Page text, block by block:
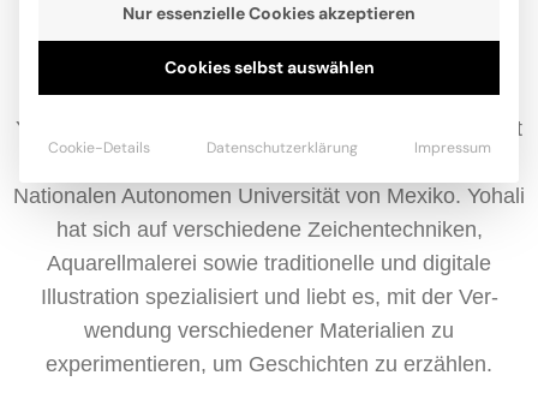
Yohali Gutiérrez Estrada wurde 1989 in Mexiko-Stadt
geboren. Sie studierte Bildende Kunst an der
Nationalen Autonomen Universität von Mexiko. Yohali
hat sich auf verschiedene Zeichentechniken,
Aquarellmalerei sowie traditionelle und digitale
Illustration spezialisiert und liebt es, mit der Ver-
wendung verschiedener Materialien zu
experimentieren, um Geschichten zu erzählen.
Nur essenzielle Cookies akzeptieren
Cookies selbst auswählen
Cookie-Details Datenschutzerklärung Impressum